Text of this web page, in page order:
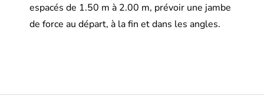
espacés de 1.50 m à 2.00 m, prévoir une jambe
de force au départ, à la fin et dans les angles.